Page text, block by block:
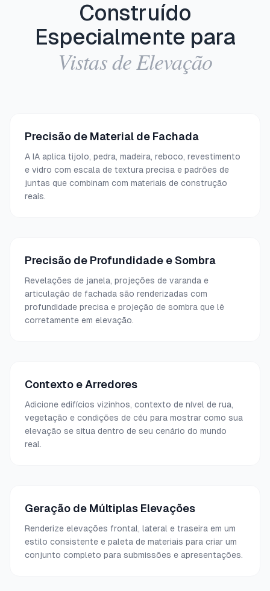
Construído
Especialmente para
Vistas de Elevação
Precisão de Material de Fachada
A IA aplica tijolo, pedra, madeira, reboco, revestimento
e vidro com escala de textura precisa e padrões de
juntas que combinam com materiais de construção
reais.
Precisão de Profundidade e Sombra
Revelações de janela, projeções de varanda e
articulação de fachada são renderizadas com
profundidade precisa e projeção de sombra que lê
corretamente em elevação.
Contexto e Arredores
Adicione edifícios vizinhos, contexto de nível de rua,
vegetação e condições de céu para mostrar como sua
elevação se situa dentro de seu cenário do mundo
real.
Geração de Múltiplas Elevações
Renderize elevações frontal, lateral e traseira em um
estilo consistente e paleta de materiais para criar um
conjunto completo para submissões e apresentações.